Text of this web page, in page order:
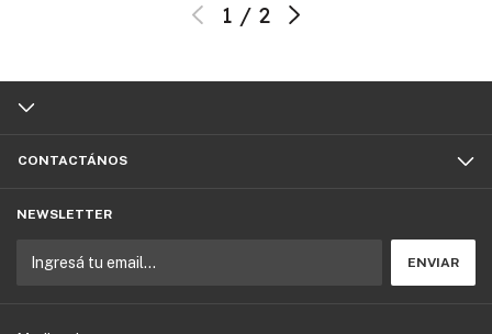
1 / 2
CONTACTÁNOS
NEWSLETTER